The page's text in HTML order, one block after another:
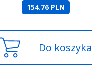
154.76 PLN
Do koszyka